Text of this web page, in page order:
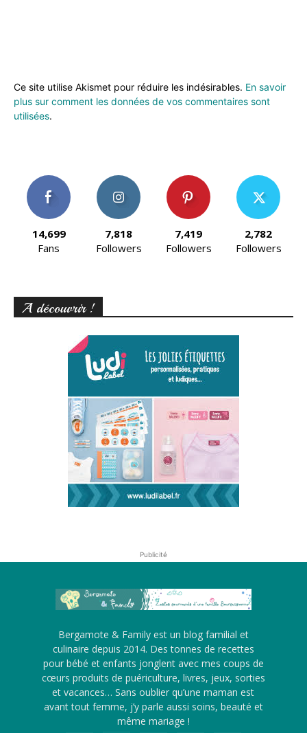
Ce site utilise Akismet pour réduire les indésirables. En savoir
plus sur comment les données de vos commentaires sont
utilisées.
14,699
Fans
7,818
Followers
7,419
Followers
2,782
Followers
A découvrir !
Publicité
Bergamote & Family est un blog familial et
culinaire depuis 2014. Des tonnes de recettes
pour bébé et enfants jonglent avec mes coups de
cœurs produits de puériculture, livres, jeux, sorties
et vacances… Sans oublier qu’une maman est
avant tout femme, j’y parle aussi soins, beauté et
même mariage !